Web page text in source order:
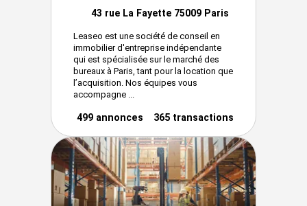
43 rue La Fayette 75009 Paris
Leaseo est une société de conseil en
immobilier d'entreprise indépendante
qui est spécialisée sur le marché des
bureaux à Paris, tant pour la location que
l’acquisition. Nos équipes vous
accompagne ...
499 annonces 365 transactions